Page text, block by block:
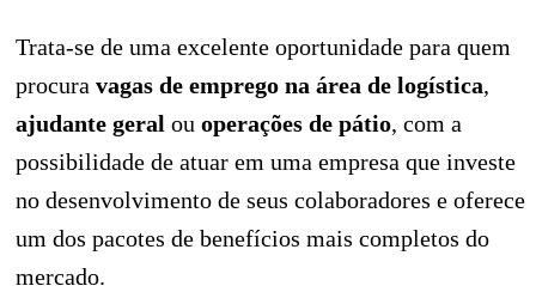
Trata-se de uma excelente oportunidade para quem
procura vagas de emprego na área de logística,
ajudante geral ou operações de pátio, com a
possibilidade de atuar em uma empresa que investe
no desenvolvimento de seus colaboradores e oferece
um dos pacotes de benefícios mais completos do
mercado.